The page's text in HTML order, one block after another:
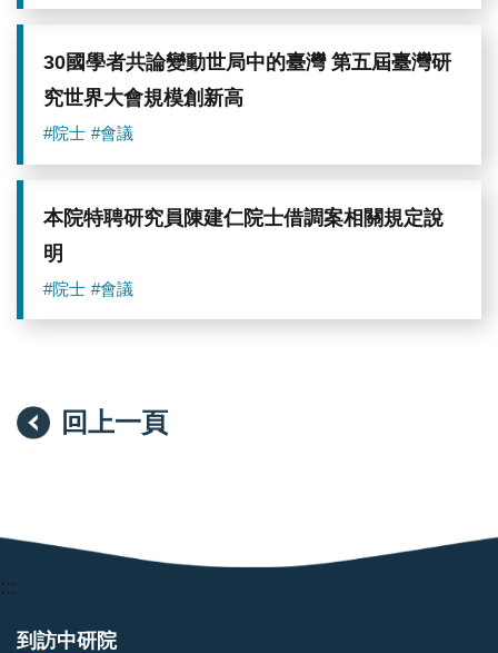
30國學者共論變動世局中的臺灣 第五屆臺灣研
究世界大會規模創新高
#院士 #會議
本院特聘研究員陳建仁院士借調案相關規定說
明
#院士 #會議
回上一頁
:::
到訪中研院